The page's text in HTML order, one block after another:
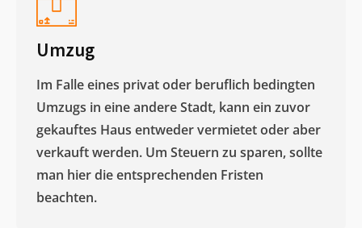
Umzug
Im Falle eines privat oder beruflich bedingten
Umzugs in eine andere Stadt, kann ein zuvor
gekauftes Haus entweder vermietet oder aber
verkauft werden. Um Steuern zu sparen, sollte
man hier die entsprechenden Fristen
beachten.